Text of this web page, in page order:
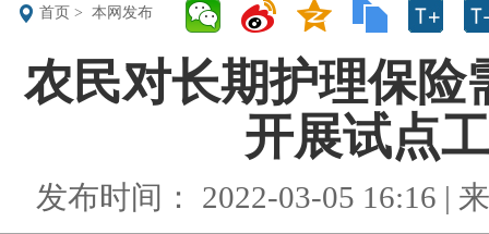
首页 > 本网发布
农民对长期护理保险
开展试点
发布时间： 2022-03-05 16:16 |